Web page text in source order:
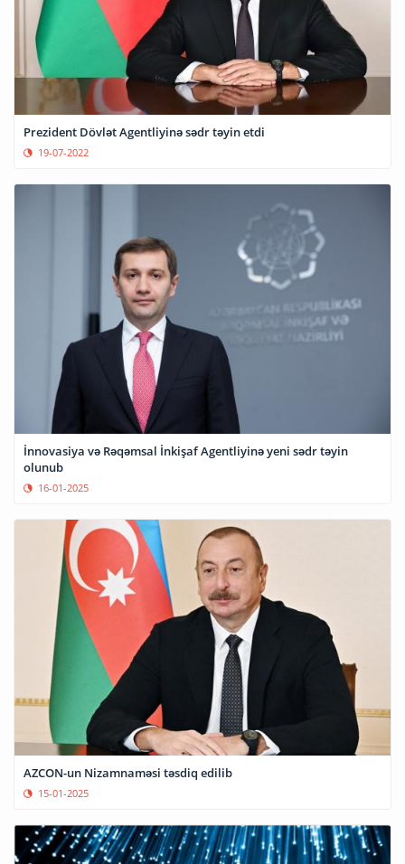
Prezident Dövlət Agentliyinə sədr təyin etdi
19-07-2022
İnnovasiya və Rəqəmsal İnkişaf Agentliyinə yeni sədr təyin
olunub
16-01-2025
AZCON-un Nizamnaməsi təsdiq edilib
15-01-2025